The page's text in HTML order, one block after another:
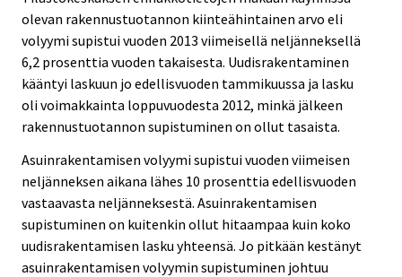
olevan rakennustuotannon kiinteähintainen arvo eli
volyymi supistui vuoden 2013 viimeisellä neljänneksellä
6,2 prosenttia vuoden takaisesta. Uudisrakentaminen
kääntyi laskuun jo edellisvuoden tammikuussa ja lasku
oli voimakkainta loppuvuodesta 2012, minkä jälkeen
rakennustuotannon supistuminen on ollut tasaista.
Asuinrakentamisen volyymi supistui vuoden viimeisen
neljänneksen aikana lähes 10 prosenttia edellisvuoden
vastaavasta neljänneksestä. Asuinrakentamisen
supistuminen on kuitenkin ollut hitaampaa kuin koko
uudisrakentamisen lasku yhteensä. Jo pitkään kestänyt
asuinrakentamisen volyymin supistuminen johtuu